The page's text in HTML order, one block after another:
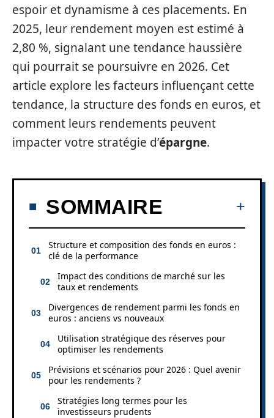
espoir et dynamisme à ces placements. En
2025, leur rendement moyen est estimé à
2,80 %, signalant une tendance haussière
qui pourrait se poursuivre en 2026. Cet
article explore les facteurs influençant cette
tendance, la structure des fonds en euros, et
comment leurs rendements peuvent
impacter votre stratégie d’épargne.
SOMMAIRE
Structure et composition des fonds en euros :
clé de la performance
Impact des conditions de marché sur les
taux et rendements
Divergences de rendement parmi les fonds en
euros : anciens vs nouveaux
Utilisation stratégique des réserves pour
optimiser les rendements
Prévisions et scénarios pour 2026 : Quel avenir
pour les rendements ?
Stratégies long termes pour les
investisseurs prudents